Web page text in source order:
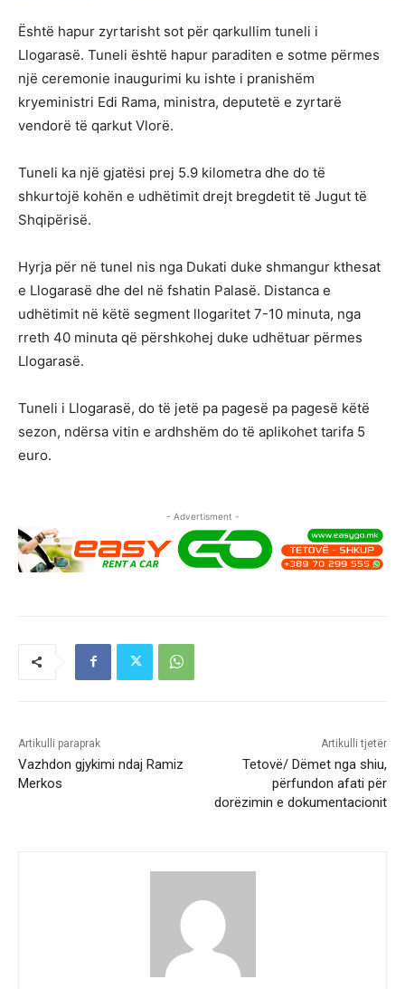
Është hapur zyrtarisht sot për qarkullim tuneli i
Llogarasë. Tuneli është hapur paraditen e sotme përmes
një ceremonie inaugurimi ku ishte i pranishëm
kryeministri Edi Rama, ministra, deputetë e zyrtarë
vendorë të qarkut Vlorë.
Tuneli ka një gjatësi prej 5.9 kilometra dhe do të
shkurtojë kohën e udhëtimit drejt bregdetit të Jugut të
Shqipërisë.
Hyrja për në tunel nis nga Dukati duke shmangur kthesat
e Llogarasë dhe del në fshatin Palasë. Distanca e
udhëtimit në këtë segment llogaritet 7-10 minuta, nga
rreth 40 minuta që përshkohej duke udhëtuar përmes
Llogarasë.
Tuneli i Llogarasë, do të jetë pa pagesë pa pagesë këtë
sezon, ndërsa vitin e ardhshëm do të aplikohet tarifa 5
euro.
- Advertisment -
Artikulli paraprak
Vazhdon gjykimi ndaj Ramiz
Merkos
Artikulli tjetër
Tetovë/ Dëmet nga shiu,
përfundon afati për
dorëzimin e dokumentacionit